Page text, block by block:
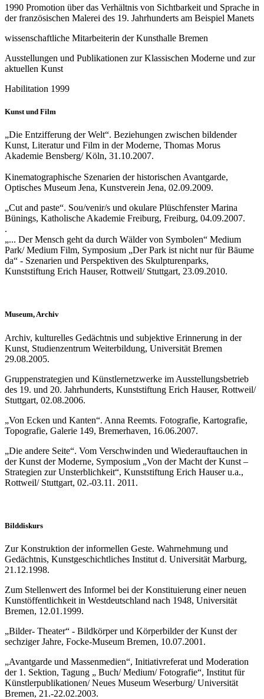
1990 Promotion über das Verhältnis von Sichtbarkeit und Sprache in
der französischen Malerei des 19. Jahrhunderts am Beispiel Manets
wissenschaftliche Mitarbeiterin der Kunsthalle Bremen
Ausstellungen und Publikationen zur Klassischen Moderne und zur
aktuellen Kunst
Habilitation 1999
Kunst und Film
„Die Entzifferung der Welt“. Beziehungen zwischen bildender
Kunst, Literatur und Film in der Moderne, Thomas Morus
Akademie Bensberg/ Köln, 31.10.2007.
Kinematographische Szenarien der historischen Avantgarde,
Optisches Museum Jena, Kunstverein Jena, 02.09.2009.
„Cut and paste“. Sou/venir/s und okulare Plüschfenster Marina
Bünings, Katholische Akademie Freiburg, Freiburg, 04.09.2007.
.
„... Der Mensch geht da durch Wälder von Symbolen“ Medium
Park/ Medium Film, Symposium „Der Park ist nicht nur für Bäume
da“ - Szenarien und Perspektiven des Skulpturenparks,
Kunststiftung Erich Hauser, Rottweil/ Stuttgart, 23.09.2010.
Museum, Archiv
Archiv, kulturelles Gedächtnis und subjektive Erinnerung in der
Kunst, Studienzentrum Weiterbildung, Universität Bremen
29.08.2005.
Gruppenstrategien und Künstlernetzwerke im Ausstellungsbetrieb
des 19. und 20. Jahrhunderts, Kunststiftung Erich Hauser, Rottweil/
Stuttgart, 02.08.2006.
„Von Ecken und Kanten“. Anna Reemts. Fotografie, Kartografie,
Topografie, Galerie 149, Bremerhaven, 16.06.2007.
„Die andere Seite“. Vom Verschwinden und Wiederauftauchen in
der Kunst der Moderne, Symposium „Von der Macht der Kunst –
Strategien zur Unsterblichkeit“, Kunststiftung Erich Hauser u.a.,
Rottweil/ Stuttgart, 02.-03.11. 2011.
Bilddiskurs
Zur Konstruktion der informellen Geste. Wahrnehmung und
Gedächtnis, Kunstgeschichtliches Institut d. Universität Marburg,
21.12.1998.
Zum Stellenwert des Informel bei der Konstituierung einer neuen
Kunstöffentlichkeit in Westdeutschland nach 1948, Universität
Bremen, 12.01.1999.
„Bilder- Theater“ - Bildkörper und Körperbilder der Kunst der
sechziger Jahre, Focke-Museum Bremen, 10.07.2001.
„Avantgarde und Massenmedien“, Initiativreferat und Moderation
der 1. Sektion, Tagung „ Buch/ Medium/ Fotografie“, Institut für
Künstlerpublikationen/ Neues Museum Weserburg/ Universität
Bremen, 21.-22.02.2003.